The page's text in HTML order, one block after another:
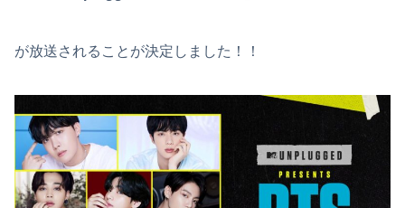
が放送されることが決定しました！！